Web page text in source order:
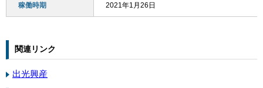
稼働時期 2021年1月26日
関連リンク
出光興産